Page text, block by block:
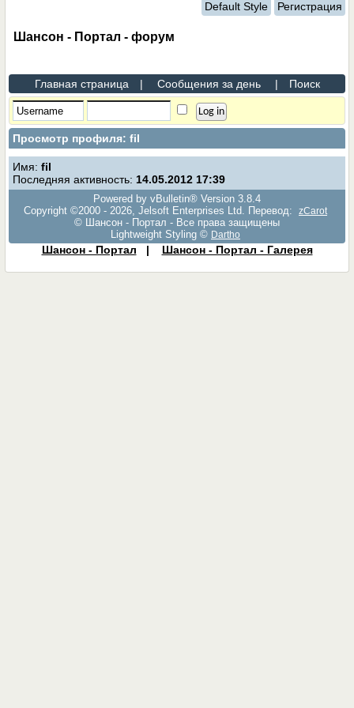
Default Style Регистрация
Шансон - Портал - форум
Главная страница | Сообщения за день | Поиск
Просмотр профиля: fil
Имя:fil
Последняя активность: 14.05.2012 17:39
Powered by vBulletin® Version 3.8.4
Copyright ©2000 - 2026, Jelsoft Enterprises Ltd. Перевод:
zCarot
© Шансон - Портал - Все права защищены
Lightweight Styling © Dartho
Шансон - Портал | Шансон - Портал - Галерея